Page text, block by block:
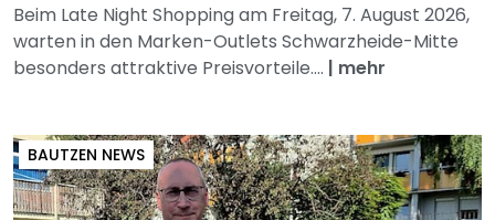
Beim Late Night Shopping am Freitag, 7. August 2026,
warten in den Marken-Outlets Schwarzheide-Mitte
besonders attraktive Preisvorteile.... | mehr
BAUTZEN NEWS